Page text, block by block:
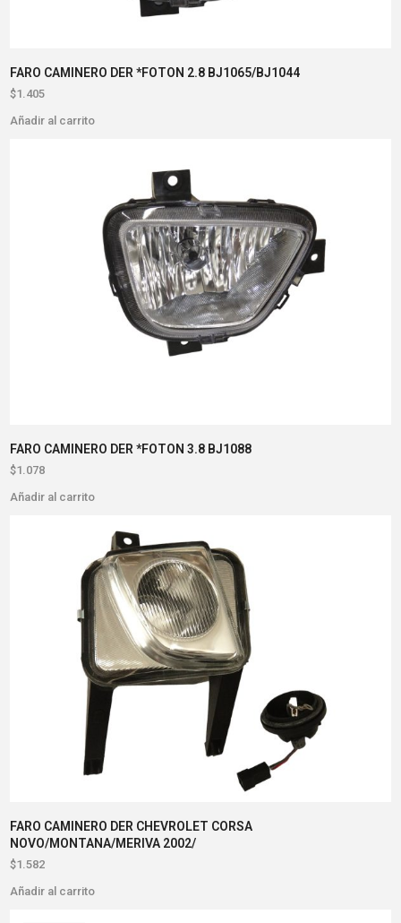
FARO CAMINERO DER *FOTON 2.8 BJ1065/BJ1044
$1.405
Añadir al carrito
FARO CAMINERO DER *FOTON 3.8 BJ1088
$1.078
Añadir al carrito
FARO CAMINERO DER CHEVROLET CORSA
NOVO/MONTANA/MERIVA 2002/
$1.582
Añadir al carrito